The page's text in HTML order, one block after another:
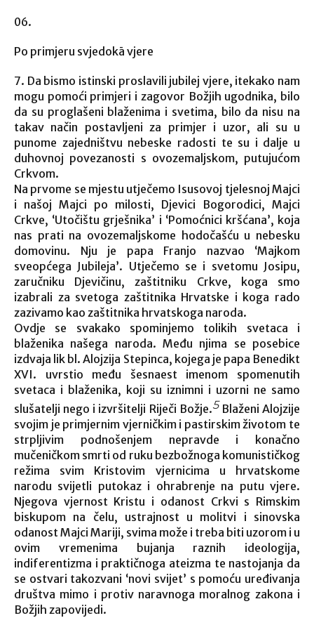
Po primjeru svjedokā vjere
7. Da bismo istinski proslavili jubilej vjere, itekako nam
mogu pomoći primjeri i zagovor Božjih ugodnika, bilo
da su proglašeni blaženima i svetima, bilo da nisu na
takav način postavljeni za primjer i uzor, ali su u
punome zajedništvu nebeske radosti te su i dalje u
duhovnoj povezanosti s ovozemaljskom, putujućom
Crkvom.
Na prvome se mjestu utječemo Isusovoj tjelesnoj Majci
i našoj Majci po milosti, Djevici Bogorodici, Majci
Crkve, ‘Utočištu grješnika’ i ‘Pomoćnici kršćana’, koja
nas prati na ovozemaljskome hodočašću u nebesku
domovinu. Nju je papa Franjo nazvao ‘Majkom
sveopćega Jubileja’. Utječemo se i svetomu Josipu,
zaručniku Djevičinu, zaštitniku Crkve, koga smo
izabrali za svetoga zaštitnika Hrvatske i koga rado
zazivamo kao zaštitnika hrvatskoga naroda.
Ovdje se svakako spominjemo tolikih svetaca i
blaženika našega naroda. Među njima se posebice
izdvaja lik bl. Alojzija Stepinca, kojega je papa Benedikt
XVI. uvrstio među šesnaest imenom spomenutih
svetaca i blaženika, koji su iznimni i uzorni ne samo
slušatelji nego i izvršitelji Riječi Božje.5Blaženi Alojzije
svojim je primjernim vjerničkim i pastirskim životom te
strpljivim podnošenjem nepravde i konačno
mučeničkom smrti od ruku bezbožnoga komunističkog
režima svim Kristovim vjernicima u hrvatskome
narodu svijetli putokaz i ohrabrenje na putu vjere.
Njegova vjernost Kristu i odanost Crkvi s Rimskim
biskupom na čelu, ustrajnost u molitvi i sinovska
odanost Majci Mariji, svima može i treba biti uzorom i u
ovim vremenima bujanja raznih ideologija,
indiferentizma i praktičnoga ateizma te nastojanja da
se ostvari takozvani ‘novi svijet’ s pomoću uređivanja
društva mimo i protiv naravnoga moralnog zakona i
Božjih zapovijedi.